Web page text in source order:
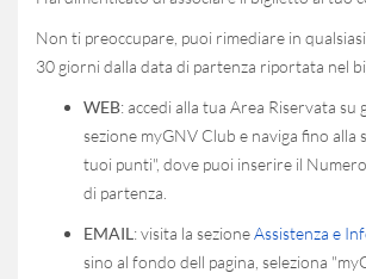
Non ti preoccupare, puoi rimediare in
30 giorni dalla data di partenza riportata nel
WEB: accedi alla tua Area Riservata su
sezione myGNV Club e naviga fino alla
tuoi punti", dove puoi inserire il
di partenza.
EMAIL : visita la sezioneAssistenza e
sino al fondo dell pagina, seleziona